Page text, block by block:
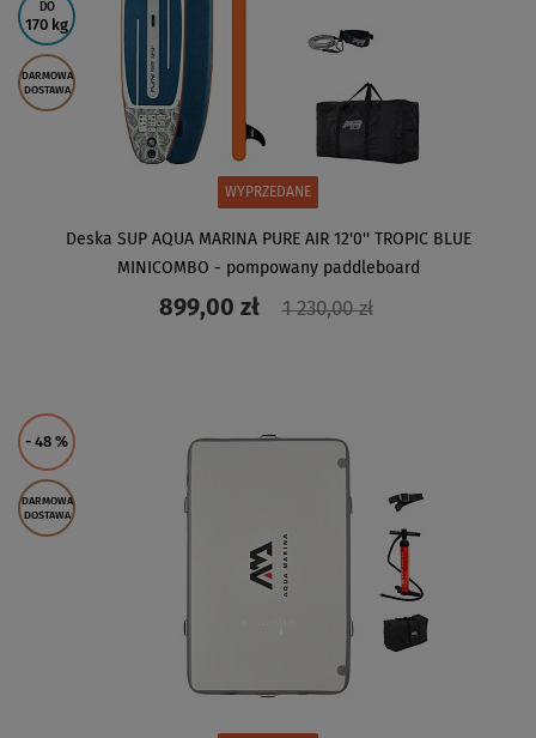
DO
170 kg
DARMOWA
DOSTAWA
WYPRZEDANE
Deska SUP AQUA MARINA PURE AIR 12'0'' TROPIC BLUE
MINICOMBO - pompowany paddleboard
899,00 zł 1 230,00 zł
- 48 %
DARMOWA
DOSTAWA